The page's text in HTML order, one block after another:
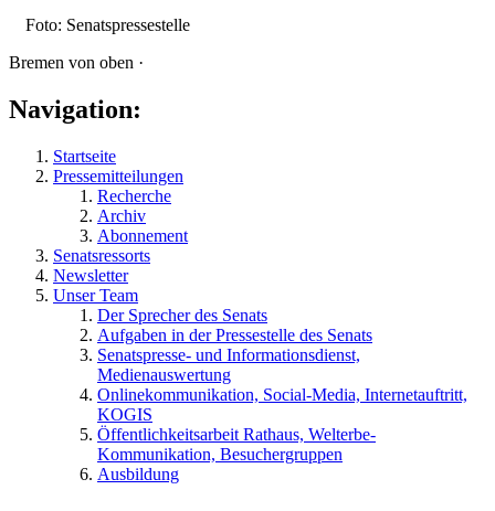
Foto: Senatspressestelle
Bremen von oben ·
Navigation:
Startseite
Pressemitteilungen
Recherche
Archiv
Abonnement
Senatsressorts
Newsletter
Unser Team
Der Sprecher des Senats
Aufgaben in der Pressestelle des Senats
Senatspresse- und Informationsdienst,
Medienauswertung
Onlinekommunikation, Social-Media, Internetauftritt,
KOGIS
Öffentlichkeitsarbeit Rathaus, Welterbe-
Kommunikation, Besuchergruppen
Ausbildung